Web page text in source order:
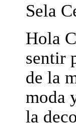
Sela
Hola
sentir
de la
moda
la